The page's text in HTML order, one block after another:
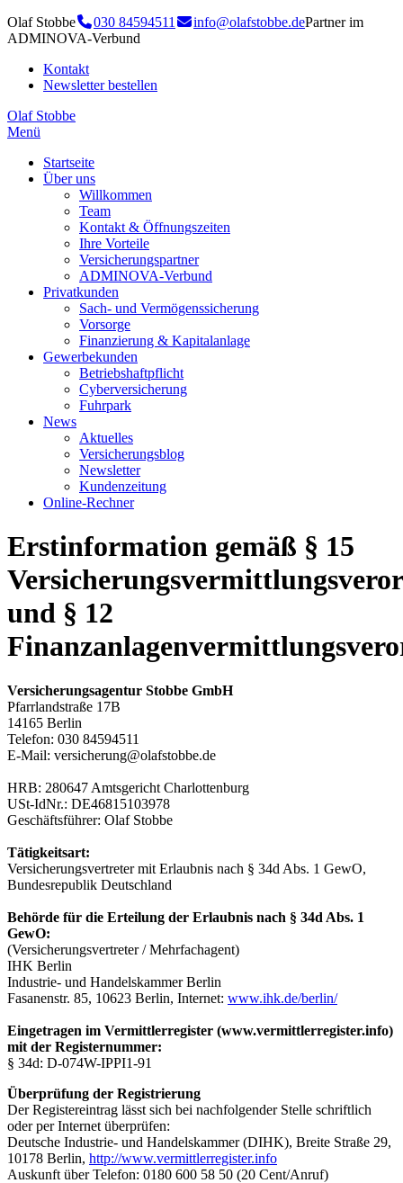
Olaf Stobbe 030 84594511 info@olafstobbe.dePartner im
ADMINOVA-Verbund
Kontakt
Newsletter bestellen
Olaf Stobbe
Menü
Startseite
Über uns
Willkommen
Team
Kontakt & Öffnungszeiten
Ihre Vorteile
Versicherungspartner
ADMINOVA-Verbund
Privatkunden
Sach- und Vermögenssicherung
Vorsorge
Finanzierung & Kapitalanlage
Gewerbekunden
Betriebshaftpflicht
Cyberversicherung
Fuhrpark
News
Aktuelles
Versicherungsblog
Newsletter
Kundenzeitung
Online-Rechner
Erstinformation gemäß § 15
und § 12
Versicherungsagentur Stobbe GmbH
Pfarrlandstraße 17B
14165 Berlin
Telefon: 030 84594511
E-Mail: versicherung@olafstobbe.de
HRB: 280647 Amtsgericht Charlottenburg
USt-IdNr.: DE46815103978
Geschäftsführer: Olaf Stobbe
Tätigkeitsart:
Versicherungsvertreter mit Erlaubnis nach § 34d Abs. 1 GewO,
Bundesrepublik Deutschland
Behörde für die Erteilung der Erlaubnis nach § 34d Abs. 1
GewO:
(Versicherungsvertreter / Mehrfachagent)
IHK Berlin
Industrie- und Handelskammer Berlin
Fasanenstr. 85, 10623 Berlin, Internet: www.ihk.de/berlin/
Eingetragen im Vermittlerregister (www.vermittlerregister.info)
mit der Registernummer:
§ 34d: D-074W-IPPI1-91
Überprüfung der Registrierung
Der Registereintrag lässt sich bei nachfolgender Stelle schriftlich
oder per Internet überprüfen:
Deutsche Industrie- und Handelskammer (DIHK), Breite Straße 29,
10178 Berlin, http://www.vermittlerregister.info
Auskunft über Telefon: 0180 600 58 50 (20 Cent/Anruf)